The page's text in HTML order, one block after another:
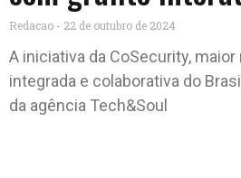
Redacao 22 de outubro de 2024
A iniciativa da CoSecurity,
integrada e colaborativa do
da agência Tech&Soul